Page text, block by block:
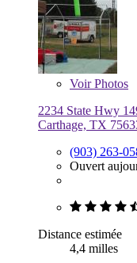
VoirPhotos
2234 State Hwy
Carthage, TX
(903) 263-
Ouvert
Distance estimée
4,4 milles